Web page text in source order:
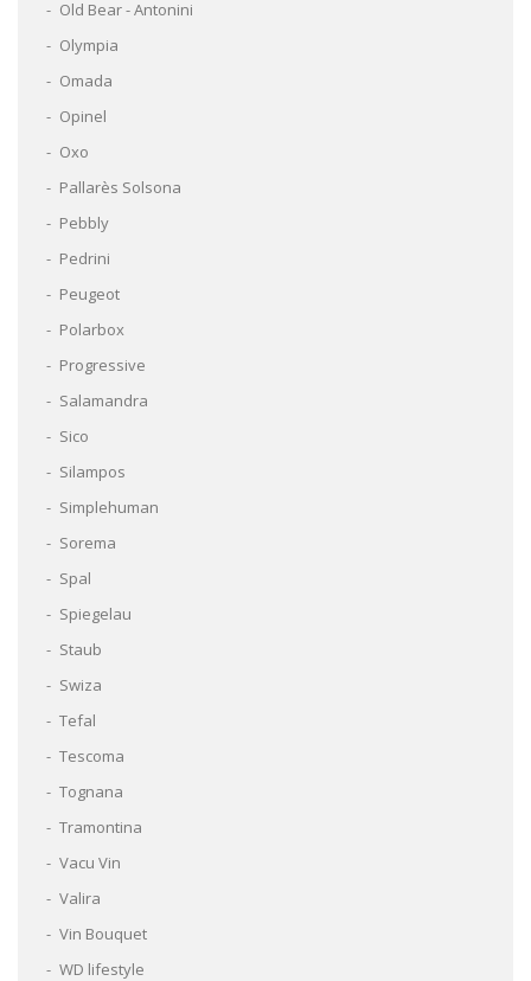
Old Bear - Antonini
Olympia
Omada
Opinel
Oxo
Pallarès Solsona
Pebbly
Pedrini
Peugeot
Polarbox
Progressive
Salamandra
Sico
Silampos
Simplehuman
Sorema
Spal
Spiegelau
Staub
Swiza
Tefal
Tescoma
Tognana
Tramontina
Vacu Vin
Valira
Vin Bouquet
WD lifestyle